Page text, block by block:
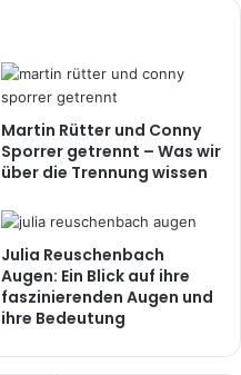
Martin Rütter und Conny
Sporrer getrennt – Was wir
über die Trennung wissen
Julia Reuschenbach
Augen: Ein Blick auf ihre
faszinierenden Augen und
ihre Bedeutung